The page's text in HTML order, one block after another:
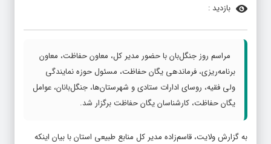
بازدید :
مراسم روز جنگل‌بان با حضور مدیر کل، معاون حفاظت، معاون
برنامه‌ریزی، فرماندهی یگان حفاظت، مسئول حوزه نمایندگی
ولی فقیه، روسای ادارات ستادی و شهرستان‌ها، جنگل‌بانان، عوامل‌
یگان حفاظت، کارشناسان یگان حفاظت برگزار شد.
به گزارش ولایت، قاسم‌زاده مدیر کل منابع طبیعی استان با بیان اینکه